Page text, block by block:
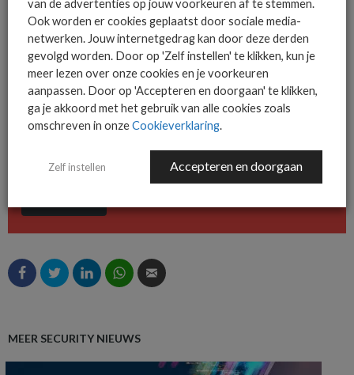
De ICT-wereld is snel. Mis
niets.
Het allerlaatste ICT nieuws in jouw
mailbox
MEER SECURITY NIEUWS
van de advertenties op jouw voorkeuren af te stemmen.
Ook worden er cookies geplaatst door sociale media-
netwerken. Jouw internetgedrag kan door deze derden
gevolgd worden. Door op 'Zelf instellen' te klikken, kun je
meer lezen over onze cookies en je voorkeuren
aanpassen. Door op 'Accepteren en doorgaan' te klikken,
ga je akkoord met het gebruik van alle cookies zoals
omschreven in onzeCookieverklaring.
Zelf instellen Accepteren en doorgaan